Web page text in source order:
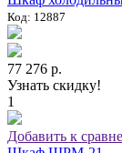
Код: 12887
77 276 р.
Узнать скидку!
1
Добавить к